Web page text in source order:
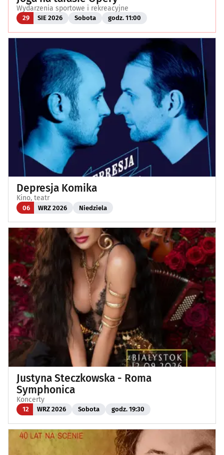
Wydarzenia sportowe i rekreacyjne
29 SIE 2026 Sobota godz. 11:00
Depresja Komika
Kino, teatr
06 WRZ 2026 Niedziela
Justyna Steczkowska - Roma
Symphonica
Koncerty
12 WRZ 2026 Sobota godz. 19:30